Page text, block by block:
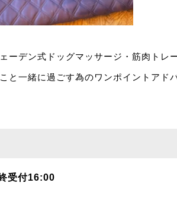
ーデン式ドッグマッサージ・筋肉トレ
と一緒に過ごす為のワンポイントアド
受付16:00